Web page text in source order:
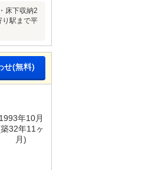
床下収納2
り駅まで平
せ(無料)
1993年10月
32年11ヶ
月)